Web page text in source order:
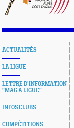
ACTUALITÉS
LA LIGUE
LETTRE D'INFORMATION
"MAG À LIGUE"
INFOS CLUBS
COMPÉTITIONS